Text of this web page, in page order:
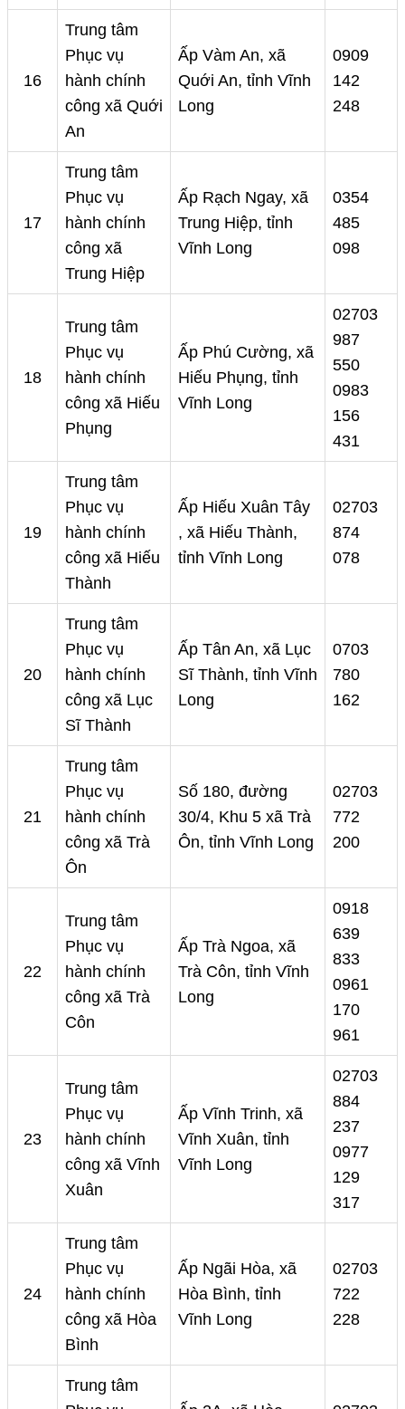
16
Trung tâm
Phục vụ
hành chính
công xã Quới
An
Ấp Vàm An, xã
Quới An, tỉnh Vĩnh
Long
0909
142
248
17
Trung tâm
Phục vụ
hành chính
công xã
Trung Hiệp
Ấp Rạch Ngay, xã
Trung Hiệp, tỉnh
Vĩnh Long
0354
485
098
18
Trung tâm
Phục vụ
hành chính
công xã Hiếu
Phụng
Ấp Phú Cường, xã
Hiếu Phụng, tỉnh
Vĩnh Long
02703
987
550
0983
156
431
19
Trung tâm
Phục vụ
hành chính
công xã Hiếu
Thành
Ấp Hiếu Xuân Tây
, xã Hiếu Thành,
tỉnh Vĩnh Long
02703
874
078
20
Trung tâm
Phục vụ
hành chính
công xã Lục
Sĩ Thành
Ấp Tân An, xã Lục
Sĩ Thành, tỉnh Vĩnh
Long
0703
780
162
21
Trung tâm
Phục vụ
hành chính
công xã Trà
Ôn
Số 180, đường
30/4, Khu 5 xã Trà
Ôn, tỉnh Vĩnh Long
02703
772
200
22
Trung tâm
Phục vụ
hành chính
công xã Trà
Côn
Ấp Trà Ngoa, xã
Trà Côn, tỉnh Vĩnh
Long
0918
639
833
0961
170
961
23
Trung tâm
Phục vụ
hành chính
công xã Vĩnh
Xuân
Ấp Vĩnh Trinh, xã
Vĩnh Xuân, tỉnh
Vĩnh Long
02703
884
237
0977
129
317
24
Trung tâm
Phục vụ
hành chính
công xã Hòa
Bình
Ấp Ngãi Hòa, xã
Hòa Bình, tỉnh
Vĩnh Long
02703
722
228
Trung tâm